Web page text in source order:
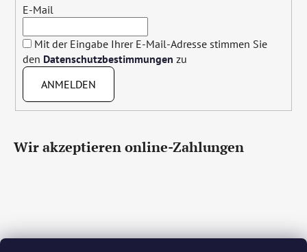
E-Mail
Mit der Eingabe Ihrer E-Mail-Adresse stimmen Sie
den Datenschutzbestimmungen zu
ANMELDEN
Wir akzeptieren online-Zahlungen